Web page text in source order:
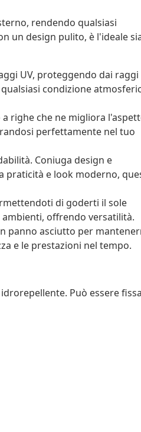
rendendo qualsiasi
un design pulito, è l'ideale
UV, proteggendo dai raggi
condizione
righe che ne migliora
perfettamente nel tuo
Coniuga design e
praticità e look moderno,
di goderti il sole
offrendo versatilità.
panno asciutto per
e le prestazioni nel tempo.
Può essere